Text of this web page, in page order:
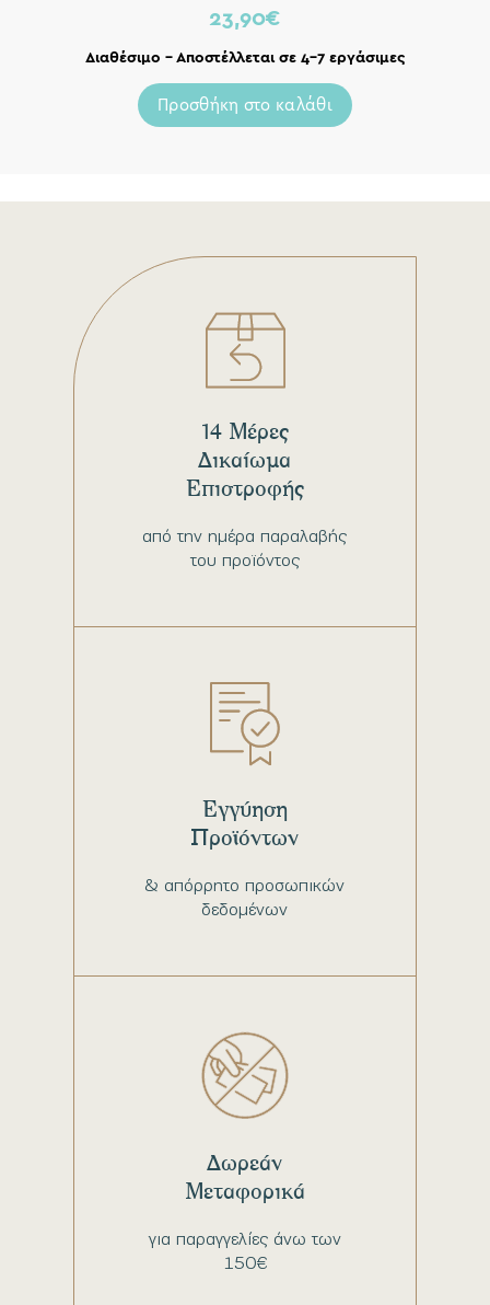
23,90€
Διαθέσιμο – Αποστέλλεται σε 4-7 εργάσιμες
Προσθήκη στο καλάθι
από την ημέρα παραλαβής
του προϊόντος
14 Μέρες
Δικαίωμα
Επιστροφής
& απόρρητο προσωπικών
δεδομένων
Εγγύηση
Προϊόντων
για παραγγελίες άνω των
150€
Δωρεάν
Μεταφορικά